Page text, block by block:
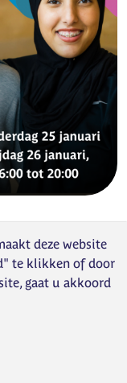
of 26 januari 2024
deze website
te klikken of door
gaat u akkoord